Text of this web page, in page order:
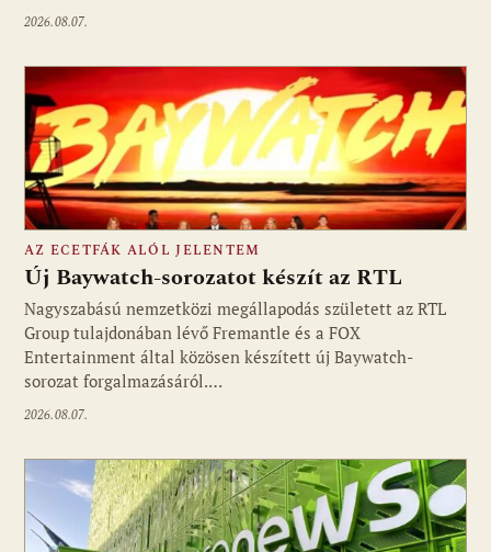
2026.08.07.
Fotó: media1.hu
AZ ECETFÁK ALÓL JELENTEM
Új Baywatch-sorozatot készít az RTL
Nagyszabású nemzetközi megállapodás született az RTL
Group tulajdonában lévő Fremantle és a FOX
Entertainment által közösen készített új Baywatch-
sorozat forgalmazásáról.…
2026.08.07.